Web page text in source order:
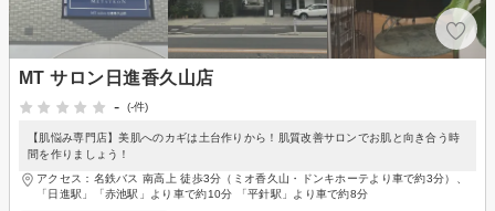
MT サロン日進香久山店
-
(-件)
【肌悩み専門店】美肌へのカギは土台作りから！肌質改善サロンでお肌と向き合う時
間を作りましょう！
アクセス：名鉄バス 南高上 徒歩3分（ミオ香久山・ドンキホーテより車で約3分）、
「日進駅」「赤池駅」より車で約10分 「平針駅」より車で約8分